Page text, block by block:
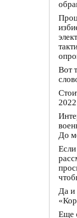
Вот
2022
До
Да и
Еще